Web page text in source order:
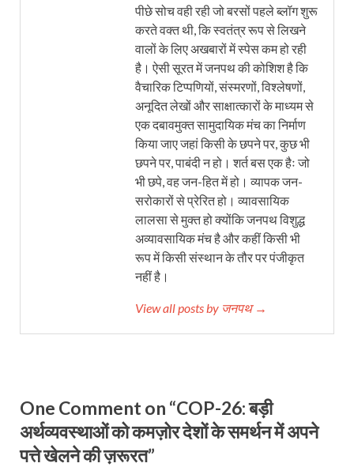
पीछे सोच वही रही जो बरसों पहले ब्लॉग शुरू
करते वक्त थी, कि स्वतंत्र रूप से लिखने
वालों के लिए अखबारों में स्पेस कम हो रही
है। ऐसी सूरत में जनपथ की कोशिश है कि
वैचारिक टिप्पणियों, संस्मरणों, विश्लेषणों,
अनूदित लेखों और साक्षात्कारों के माध्यम से
एक दबावमुक्त सामुदायिक मंच का निर्माण
किया जाए जहां किसी के छपने पर, कुछ भी
छपने पर, पाबंदी न हो। शर्त बस एक हैः जो
भी छपे, वह जन-हित में हो। व्यापक जन-
सरोकारों से प्रेरित हो। व्यावसायिक
लालसा से मुक्त हो क्योंकि जनपथ विशुद्ध
अव्यावसायिक मंच है और कहीं किसी भी
रूप में किसी संस्थान के तौर पर पंजीकृत
नहीं है।
View all posts by जनपथ →
One Comment on “COP-26: बड़ी
अर्थव्यवस्थाओं को कमज़ोर देशों के समर्थन में अपने
पत्ते खेलने की ज़रूरत”